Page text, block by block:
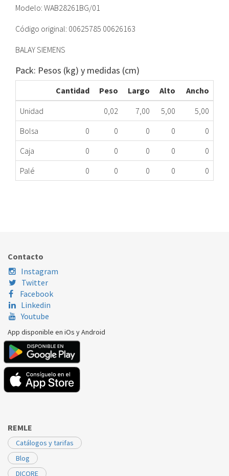
Modelo: WAB28261BG/01
Código original: 00625785 00626163
BALAY SIEMENS
Pack: Pesos (kg) y medidas (cm)
Cantidad Peso Largo Alto
Ancho
Unidad
0,02 7,00 5,00
5,00
Bolsa
0 0 0 0
0
Caja
0 0 0 0
0
Palé
0 0 0 0 0
Contacto
Instagram
Twitter
Facebook
Linkedin
Youtube
App disponible en iOs y Android
REMLE
Catálogos y tarifas
Blog
DICORE